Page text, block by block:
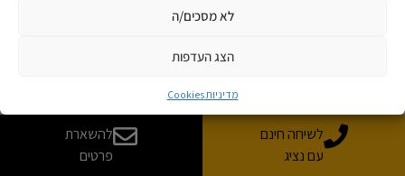
לא מסכים/ה
הצג העדפות
מדיניות Cookies
מה ההבדל בין המלצות בוגרים לביקורות
האם יש גם המלצות ממעסיקים?
לשיחה חינם
עם נציג
להשארת
פרטים